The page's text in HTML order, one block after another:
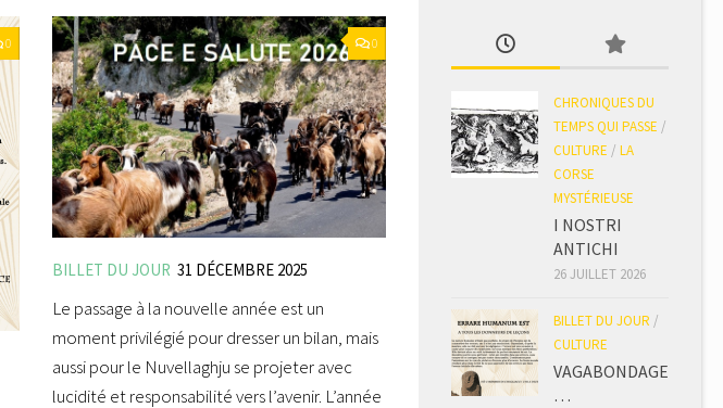
0 0
BILLET DU JOUR 31 DÉCEMBRE 2025
Le passage à la nouvelle année est un
moment privilégié pour dresser un bilan, mais
aussi pour le Nuvellaghju se projeter avec
lucidité et responsabilité vers l’avenir. L’année
CHRONIQUES DU
TEMPS QUI PASSE /
CULTURE / LA
CORSE
MYSTÉRIEUSE
I NOSTRI
ANTICHI
26 JUILLET 2026
BILLET DU JOUR /
CULTURE
VAGABONDAGE
…